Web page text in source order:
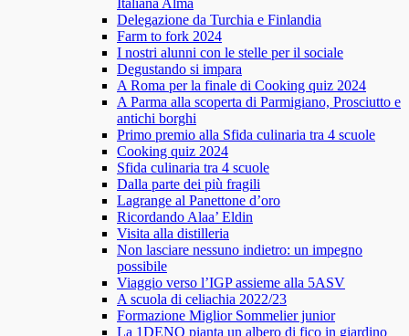
Italiana Alma
Delegazione da Turchia e Finlandia
Farm to fork 2024
I nostri alunni con le stelle per il sociale
Degustando si impara
A Roma per la finale di Cooking quiz 2024
A Parma alla scoperta di Parmigiano, Prosciutto e
antichi borghi
Primo premio alla Sfida culinaria tra 4 scuole
Cooking quiz 2024
Sfida culinaria tra 4 scuole
Dalla parte dei più fragili
Lagrange al Panettone d’oro
Ricordando Alaa’ Eldin
Visita alla distilleria
Non lasciare nessuno indietro: un impegno
possibile
Viaggio verso l’IGP assieme alla 5ASV
A scuola di celiachia 2022/23
Formazione Miglior Sommelier junior
La 1DENO pianta un albero di fico in giardino